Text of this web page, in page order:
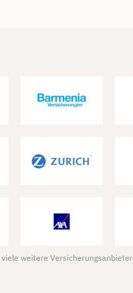
viele weitere Versicherungsanbieter